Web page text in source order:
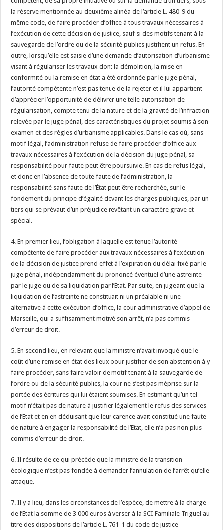
la réserve mentionnée au deuxième alinéa de l’article L. 480-9 du
même code, de faire procéder d’office à tous travaux nécessaires à
l’exécution de cette décision de justice, sauf si des motifs tenant à la
sauvegarde de l’ordre ou de la sécurité publics justifient un refus. En
outre, lorsqu’elle est saisie d’une demande d’autorisation d’urbanisme
visant à régulariser les travaux dont la démolition, la mise en
conformité ou la remise en état a été ordonnée par le juge pénal,
l’autorité compétente n’est pas tenue de la rejeter et il lui appartient
d’apprécier l’opportunité de délivrer une telle autorisation de
régularisation, compte tenu de la nature et de la gravité de l’infraction
relevée par le juge pénal, des caractéristiques du projet soumis à son
examen et des règles d’urbanisme applicables. Dans le cas où, sans
motif légal, l’administration refuse de faire procéder d’office aux
travaux nécessaires à l’exécution de la décision du juge pénal, sa
responsabilité pour faute peut être poursuivie. En cas de refus légal,
et donc en l’absence de toute faute de l’administration, la
responsabilité sans faute de l’État peut être recherchée, sur le
fondement du principe d’égalité devant les charges publiques, par un
tiers qui se prévaut d’un préjudice revêtant un caractère grave et
spécial.
4. En premier lieu, l’obligation à laquelle est tenue l’autorité
compétente de faire procéder aux travaux nécessaires à l’exécution
de la décision de justice prend effet à l’expiration du délai fixé par le
juge pénal, indépendamment du prononcé éventuel d’une astreinte
par le juge ou de sa liquidation par l’Etat. Par suite, en jugeant que la
liquidation de l’astreinte ne constituait ni un préalable ni une
alternative à cette exécution d’office, la cour administrative d’appel de
Marseille, qui a suffisamment motivé son arrêt, n’a pas commis
d’erreur de droit.
5. En second lieu, en relevant que la ministre n’avait invoqué que le
coût d’une remise en état des lieux pour justifier de son abstention à y
faire procéder, sans faire valoir de motif tenant à la sauvegarde de
l’ordre ou de la sécurité publics, la cour ne s’est pas méprise sur la
portée des écritures qui lui étaient soumises. En estimant qu’un tel
motif n’était pas de nature à justifier légalement le refus des services
de l’Etat et en en déduisant que leur carence avait constitué une faute
de nature à engager la responsabilité de l’Etat, elle n’a pas non plus
commis d’erreur de droit.
6. Il résulte de ce qui précède que la ministre de la transition
écologique n’est pas fondée à demander l’annulation de l’arrêt qu’elle
attaque.
7. Il y a lieu, dans les circonstances de l’espèce, de mettre à la charge
de l’Etat la somme de 3 000 euros à verser à la SCI Familiale Triguel au
titre des dispositions de l’article L. 761-1 du code de justice